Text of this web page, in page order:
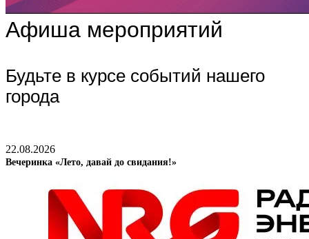
Афиша мероприятий
Будьте в курсе событий нашего
города
22.08.2026
Вечеринка «Лето, давай до свидания!»